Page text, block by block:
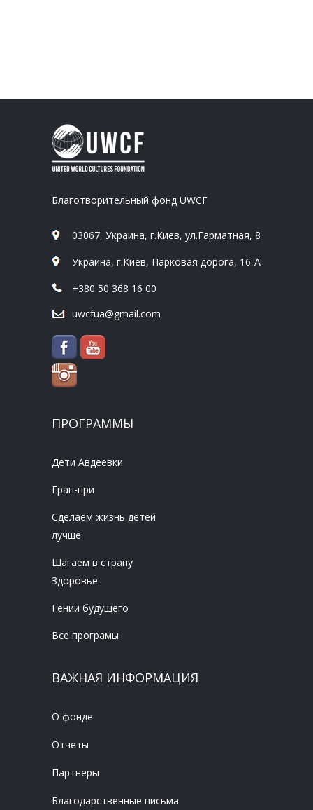
Благотворительный фонд UWCF
03067, Украина, г.Киев, ул.Гарматная, 8
Украина, г.Киев, Парковая дорога, 16-А
+380 50 368 16 00
uwcfua@gmail.com
ПРОГРАММЫ
Дети Авдеевки
Гран-при
Сделаем жизнь детей
лучше
Шагаем в страну
Здоровье
Гении будущего
Все програмы
ВАЖНАЯ ИНФОРМАЦИЯ
О фонде
Отчеты
Партнеры
Благодарственные письма